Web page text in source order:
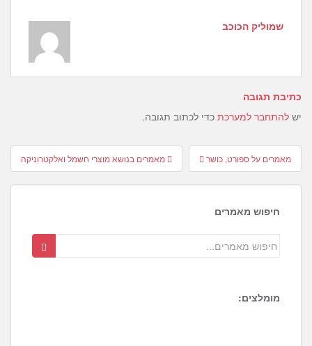
שמוליק הכוכב
כתיבת תגובה
יש להתחבר למערכת כדי לכתוב תגובה.
Post
navigation
מאמרים בנושא מוצרי חשמל ואלקטרוניקה מאמרים על ספורט, כושר
חיפוש מאמרים
מומלצים: